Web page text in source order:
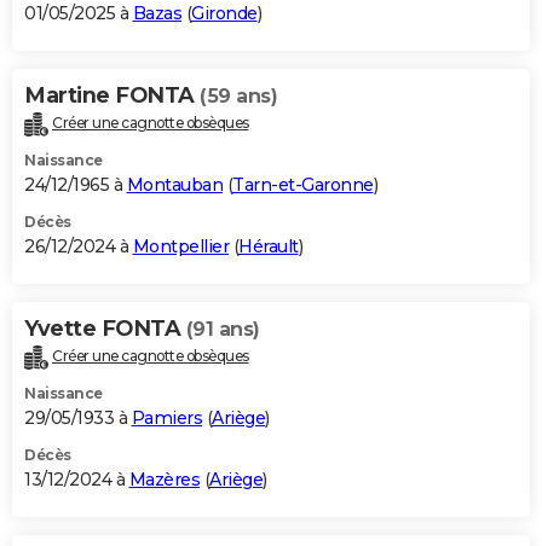
01/05/2025 à Bazas (Gironde)
Martine FONTA (59 ans)
Créer une cagnotte obsèques
Naissance
24/12/1965 à Montauban (Tarn-et-Garonne)
Décès
26/12/2024 à Montpellier(Hérault)
Yvette FONTA (91 ans)
Créer une cagnotte obsèques
Naissance
29/05/1933 à Pamiers (Ariège)
Décès
13/12/2024 à Mazères (Ariège)